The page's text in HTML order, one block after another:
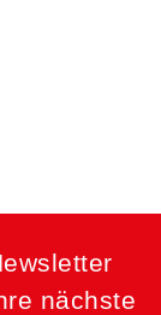
nächste